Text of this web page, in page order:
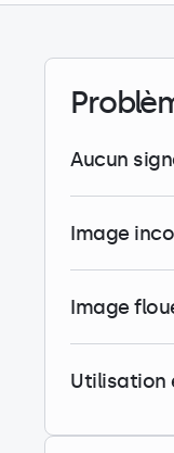
Aucun
Image
Image
Utilisation